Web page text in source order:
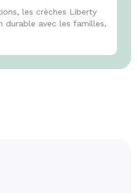
les crèches Liberty
durable avec les familles,